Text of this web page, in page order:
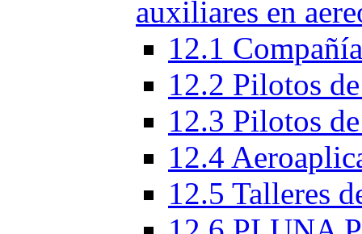
auxiliares en
12.1
12.2 Pilotos
12.3 Pilotos
12.4
12.5 Talleres